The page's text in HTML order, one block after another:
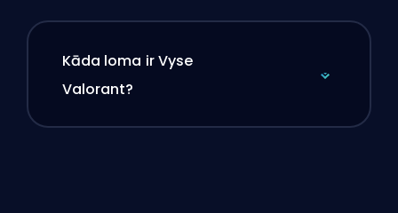
Kāda loma ir Vyse
Valorant?